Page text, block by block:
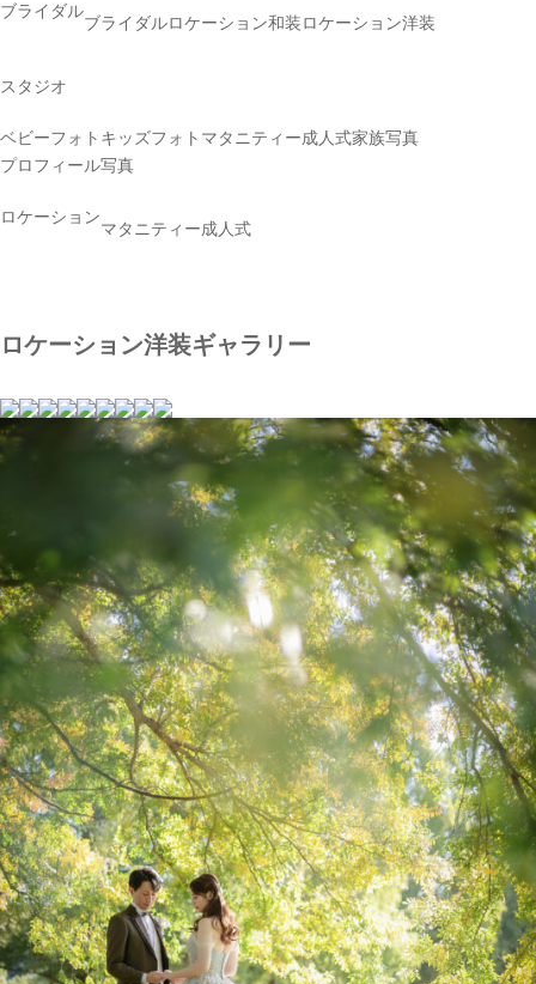
ブライダル
ブライダルロケーション和装ロケーション洋装
スタジオ
ベビーフォト キッズフォト マタニティー成人式家族写真
プロフィール写真
ロケーション
マタニティー成人式
ロケーション洋装ギャラリー